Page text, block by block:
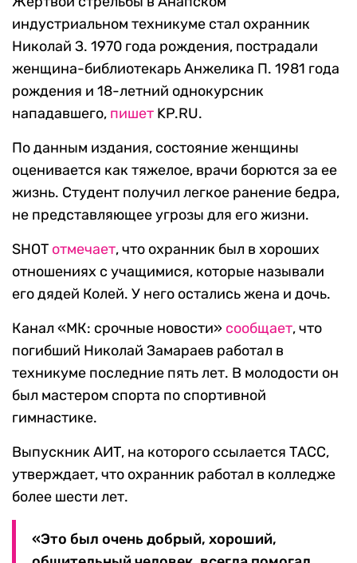
индустриальном техникуме стал охранник
Николай З. 1970 года рождения, пострадали
женщина-библиотекарь Анжелика П. 1981 года
рождения и 18-летний однокурсник
нападавшего, пишет KP.RU.
По данным издания, состояние женщины
оценивается как тяжелое, врачи борются за ее
жизнь. Студент получил легкое ранение бедра,
не представляющее угрозы для его жизни.
SHOT отмечает, что охранник был в хороших
отношениях с учащимися, которые называли
его дядей Колей. У него остались жена и дочь.
Канал «МК: срочные новости» сообщает, что
погибший Николай Замараев работал в
техникуме последние пять лет. В молодости он
был мастером спорта по спортивной
гимнастике.
Выпускник АИТ, на которого ссылается ТАСС,
утверждает, что охранник работал в колледже
более шести лет.
«Это был очень добрый, хороший,